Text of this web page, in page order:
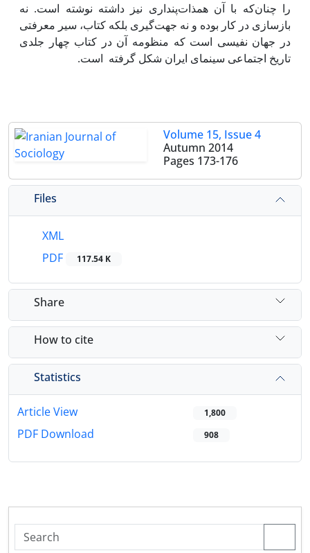
را چنان‌که با آن هم­ذات‌پنداری نیز داشته نوشته است. نه
بازسازی در کار بوده و نه جهت‌گیری بلکه کتاب، سیر معرفتی
در جهان نفیسی است که منظومه آن در کتاب چهار جلدی
تاریخ اجتماعی سینمای ایران شکل گرفته است.
Volume 15, Issue 4
Autumn 2014
Pages 173-176
Files
XML
PDF
117.54 K
Share
How to cite
Statistics
Article View 1,800
PDF Download 908